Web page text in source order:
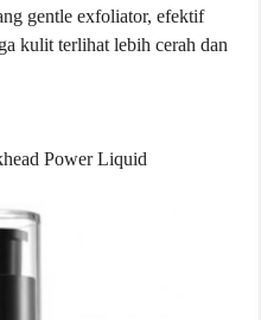
gentle exfoliator, efektif
kulit terlihat lebih cerah dan
Power Liquid